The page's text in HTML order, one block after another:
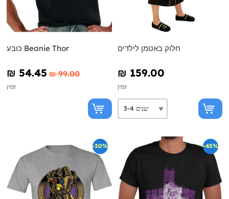
כובע Beanie Thor
₪‎ 54.45 ₪‎ 99.00
זמין
חלוק באטמן לילדים
₪‎ 159.00
זמין
-30% -45%